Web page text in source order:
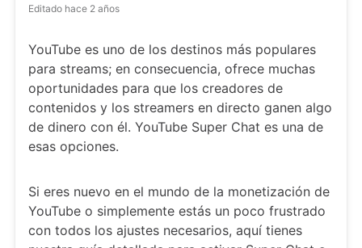
Editado hace 2 años
YouTube es uno de los destinos más populares
para streams; en consecuencia, ofrece muchas
oportunidades para que los creadores de
contenidos y los streamers en directo ganen algo
de dinero con él. YouTube Super Chat es una de
esas opciones.
Si eres nuevo en el mundo de la monetización de
YouTube o simplemente estás un poco frustrado
con todos los ajustes necesarios, aquí tienes